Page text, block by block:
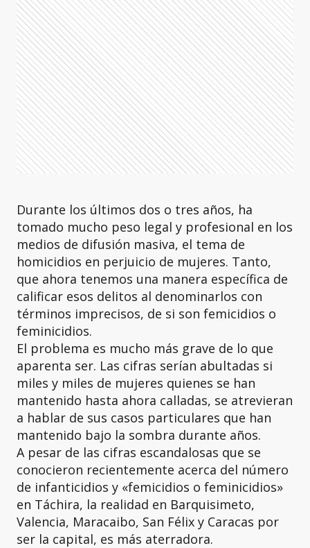
Durante los últimos dos o tres años, ha
tomado mucho peso legal y profesional en los
medios de difusión masiva, el tema de
homicidios en perjuicio de mujeres. Tanto,
que ahora tenemos una manera específica de
calificar esos delitos al denominarlos con
términos imprecisos, de si son femicidios o
feminicidios.
El problema es mucho más grave de lo que
aparenta ser. Las cifras serían abultadas si
miles y miles de mujeres quienes se han
mantenido hasta ahora calladas, se atrevieran
a hablar de sus casos particulares que han
mantenido bajo la sombra durante años.
A pesar de las cifras escandalosas que se
conocieron recientemente acerca del número
de infanticidios y «femicidios o feminicidios»
en Táchira, la realidad en Barquisimeto,
Valencia, Maracaibo, San Félix y Caracas por
ser la capital, es más aterradora.